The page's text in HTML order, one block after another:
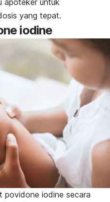
apoteker untuk
yang tepat.
iodine
povidone iodine secara